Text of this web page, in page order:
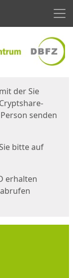
der Sie
senden
bitte auf
erhalten